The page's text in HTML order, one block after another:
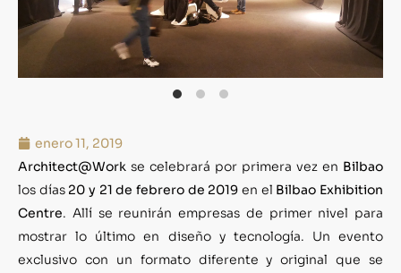
enero 11, 2019
Architect@Work se celebrará por primera vez en Bilbao
los días20 y 21 de febrero de 2019 en el Bilbao Exhibition
Centre. Allí se reunirán empresas de primer nivel para
mostrar lo último en diseño y tecnología. Un evento
exclusivo con un formato diferente y original que se